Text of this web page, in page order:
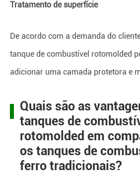
Tratamento de superfície
De acordo com a demanda do
tanque de combustível rotomolded
adicionar uma camada protetora e
Quais são as
tanques de
rotomolded em
os tanques de
ferro tradicionais?